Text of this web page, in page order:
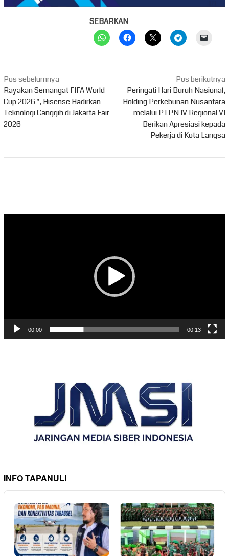
SEBARKAN
Navigasi
pos
Pos sebelumnya
Rayakan Semangat FIFA World
Cup 2026™, Hisense Hadirkan
Teknologi Canggih di Jakarta Fair
2026
Pos berikutnya
Peringati Hari Buruh Nasional,
Holding Perkebunan Nusantara
melalui PTPN IV Regional VI
Berikan Apresiasi kepada
Pekerja di Kota Langsa
00:00 00:13
INFO TAPANULI